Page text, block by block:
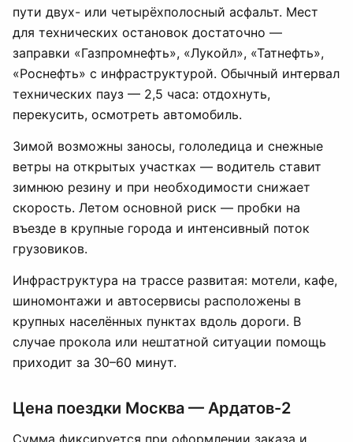
пути двух- или четырёхполосный асфальт. Мест
для технических остановок достаточно —
заправки «Газпромнефть», «Лукойл», «Татнефть»,
«Роснефть» с инфраструктурой. Обычный интервал
технических пауз — 2,5 часа: отдохнуть,
перекусить, осмотреть автомобиль.
Зимой возможны заносы, гололедица и снежные
ветры на открытых участках — водитель ставит
зимнюю резину и при необходимости снижает
скорость. Летом основной риск — пробки на
въезде в крупные города и интенсивный поток
грузовиков.
Инфраструктура на трассе развитая: мотели, кафе,
шиномонтажи и автосервисы расположены в
крупных населённых пунктах вдоль дороги. В
случае прокола или нештатной ситуации помощь
приходит за 30–60 минут.
Цена поездки Москва — Ардатов-2
Сумма фиксируется при оформлении заказа и